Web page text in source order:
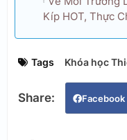
Kíp HOT, Thực
Tags Khóa học
Facebook